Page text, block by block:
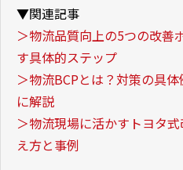
▼関連記事
＞物流品質向上の5つの改善
す具体的ステップ
＞物流BCPとは？対策の具
に解説
＞物流現場に活かすトヨタ
え方と事例